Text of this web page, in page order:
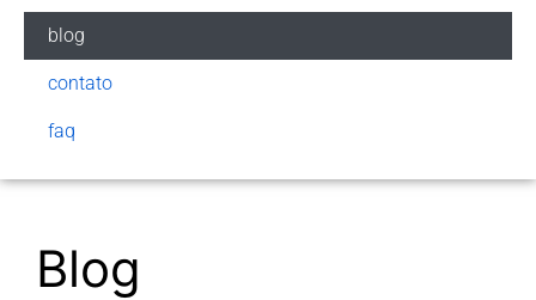
blog
contato
faq
Blog